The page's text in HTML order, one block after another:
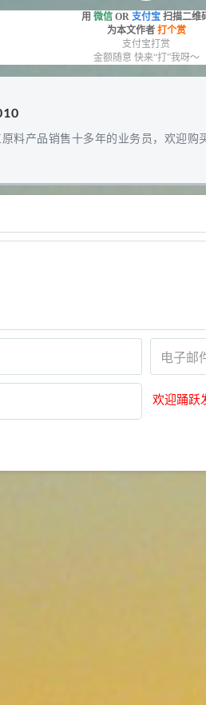
用 微信 OR 支付宝 扫描二维
为本文作者 打个赏
支付宝打赏
金额随意 快来“打”我呀～
料产品销售十多年的业务员，欢迎购
欢迎踊跃
99%